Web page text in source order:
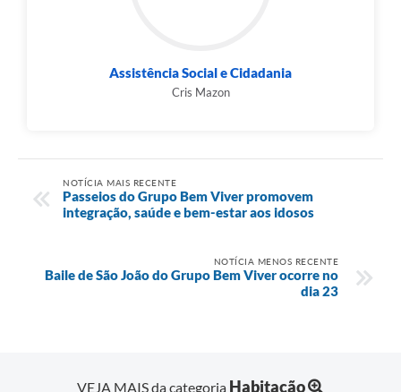
Assistência Social e Cidadania
Cris Mazon
NOTÍCIA MAIS RECENTE
Passeios do Grupo Bem Viver promovem
integração, saúde e bem-estar aos idosos
NOTÍCIA MENOS RECENTE
Baile de São João do Grupo Bem Viver ocorre no
dia 23
VEJA MAIS da categoria Habitação